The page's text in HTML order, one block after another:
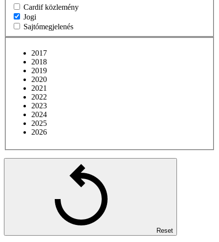
Cardif közlemény
Jogi
Sajtómegjelenés
2017
2018
2019
2020
2021
2022
2023
2024
2025
2026
Reset